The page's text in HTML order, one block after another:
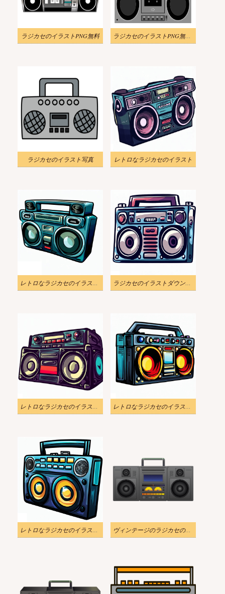
ラジカセのイラストPNG無料 ラジカセのイラストPNG無料 2
ラジカセのイラスト写真 レトロなラジカセのイラスト
レトロなラジカセのイラスト無料 ラジカセのイラストダウンロード
レトロなラジカセのイラスト画像 レトロなラジカセのイラスト画像 2
レトロなラジカセのイラストのダウンロード ヴィンテージのラジカセのイラスト透明